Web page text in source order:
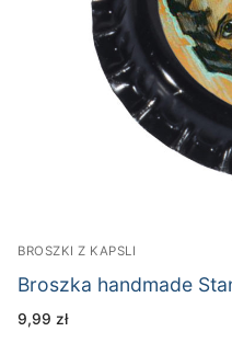
BROSZKI Z KAPSLI
Broszka handmade
9,99 zł